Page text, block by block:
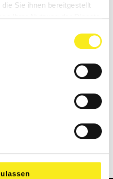
Sie ihnen bereitgestellt